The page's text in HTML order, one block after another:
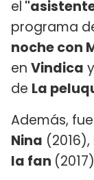
el
programa
noche con
en Vindica
de La
Además,
Nina (2016),
la fan